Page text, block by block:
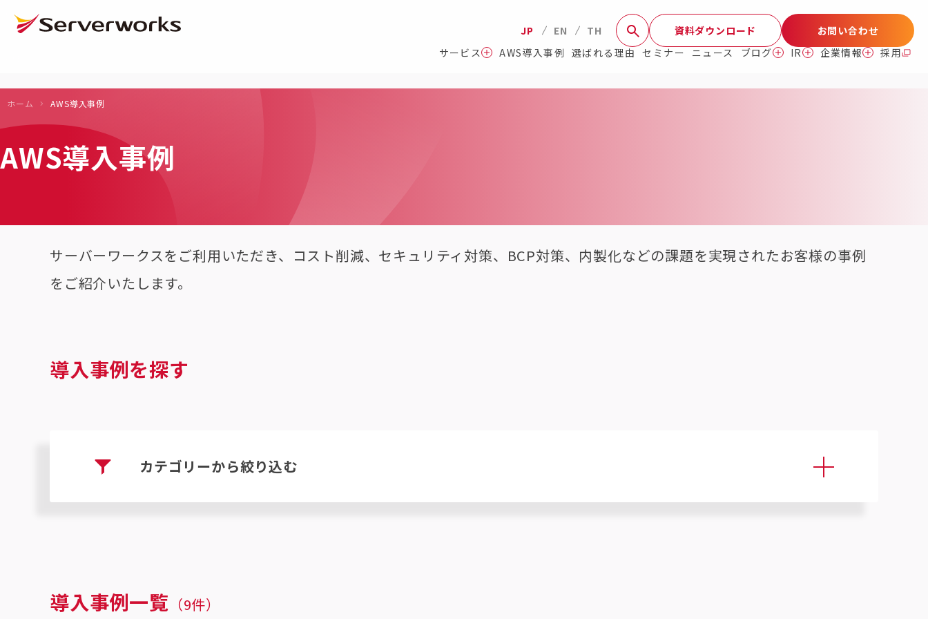
JP EN TH 資料ダウンロード
お問い合わせ
サービス
AWS導入事例 選ばれる理由 セミナー ニュース ブログ IR 企業情報 採用
ホーム AWS導入事例
AWS導入事例
サーバーワークスをご利用いただき、コスト削減、セキュリティ対策、BCP対策、内製化などの課題を実現されたお客様の事例
をご紹介いたします。
導入事例を探す
カテゴリーから絞り込む
導入事例一覧 （9件）